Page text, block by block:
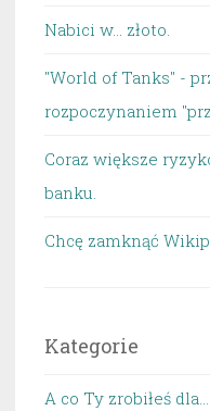
Nabici w... złoto.
"World of Tanks" -
rozpoczynaniem
Coraz większe
banku.
Chcę zamknąć
Kategorie
A co Ty zrobiłeś dla…